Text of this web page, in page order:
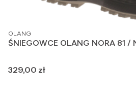
PRODUCENT
OLANG
ŚNIEGOWCE OLANG NORA 81 /
Cena
329,00 zł